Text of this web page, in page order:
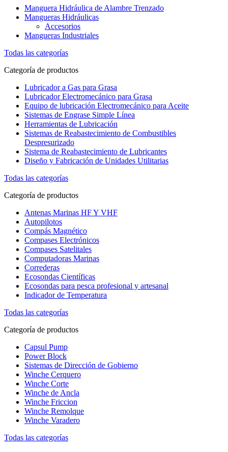
Manguera Hidráulica de Alambre Trenzado
Mangueras Hidráulicas
Accesorios
Mangueras Industriales
Todas las categorías
Categoría de productos
Lubricador a Gas para Grasa
Lubricador Electromecánico para Grasa
Equipo de lubricación Electromecánico para Aceite
Sistemas de Engrase Simple Línea
Herramientas de Lubricación
Sistemas de Reabastecimiento de Combustibles
Despresurizado
Sistema de Reabastecimiento de Lubricantes
Diseño y Fabricación de Unidades Utilitarias
Todas las categorías
Categoría de productos
Antenas Marinas HF Y VHF
Autopilotos
Compás Magnético
Compases Electrónicos
Compases Satelitales
Computadoras Marinas
Correderas
Ecosondas Científicas
Ecosondas para pesca profesional y artesanal
Indicador de Temperatura
Todas las categorías
Categoría de productos
Capsul Pump
Power Block
Sistemas de Dirección de Gobierno
Winche Cerquero
Winche Corte
Winche de Ancla
Winche Friccion
Winche Remolque
Winche Varadero
Todas las categorías